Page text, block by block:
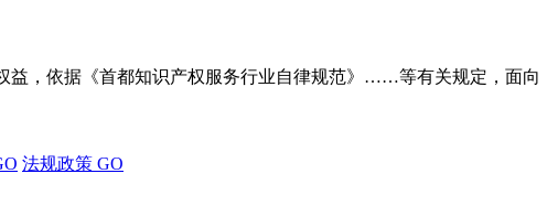
益，依据《首都知识产权服务行业自律规范》……等有关规定，面向
法规政策 GO